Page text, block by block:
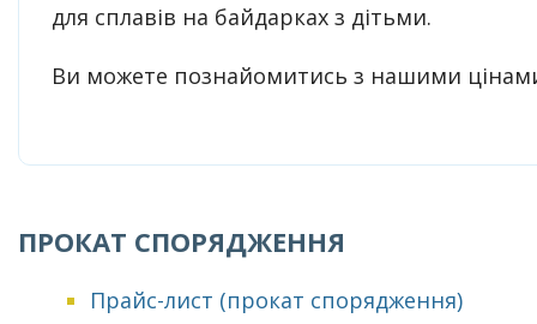
для сплавів на байдарках з дітьми.
Ви можете познайомитись з нашими
ПРОКАТ СПОРЯДЖЕННЯ
Прайс-лист (прокат спорядження)